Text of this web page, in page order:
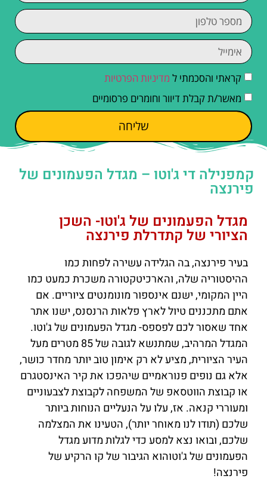
קראתי והסכמתי ל מדיניות הפרטיות
מאשר/ת קבלת דיוור וחומרים פרסומיים
שליחה
קמפנילה די ג'וטו – מגדל הפעמונים של
פירנצה
מגדל הפעמונים של ג'וטו- השכן
הציורי של קתדרלת פירנצה
בעיר פירנצה, בה הגלידה עשירה לפחות כמו
ההיסטוריה שלה, והארכיטקטורה משכרת כמעט כמו
היין המקומי, ישנם אינספור מונומנטים ציוריים. אם
אתם מתכננים טיול לארץ פלאות הרנסנס, ישנו אתר
אחד שאסור לכם לפספס- מגדל הפעמונים של ג'וטו.
המגדל המרהיב, שמתנשא לגובה של 85 מטרים מעל
העיר הציורית, מציע לא רק אימון טוב יותר מחדר כושר,
אלא גם נופים פנוראמיים שיהפכו את קיר האינסטגרם
או קבוצת הווטסאפ של המשפחה לקבוצת לצבעוניים
ומעוררי קנאה. אז, עלו על הנעליים הנוחות ביותר
שלכם (תודו לנו מאוחר יותר), הטעינו את המצלמה
שלכם, ובואו נצא למסע כדי לגלות מדוע מגדל
הפעמונים של ג'וטוהוא הגיבור של קו הרקיע של
פירנצה!